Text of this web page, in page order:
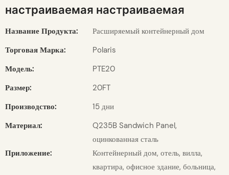
настраиваемая настраиваемая
Название Продукта:
Расширяемый контейнерный дом
Торговая Марка:
Polaris
Модель:
PTE20
Размер:
20FT
Производство:
15 дни
Материал:
Q235B Sandwich Panel,
оцинкованная сталь
Приложение:
Контейнерный дом, отель, вилла,
квартира, офисное здание, больница,